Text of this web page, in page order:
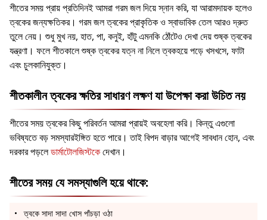
শীতের সময় প্রায় প্রতিদিনই আমরা গরম জল দিয়ে স্নান করি, যা আরামদায়ক হলেও
ত্বকের জন্যক্ষতিকর। গরম জল ত্বকের প্রাকৃতিক ও স্বাভাবিক তেল আরও দ্রুত
তুলে নেয়। শুধু মুখ নয়, হাত, পা, কনুই, হাঁটু এমনকি ঠোঁটেও দেখা দেয় শুষ্ক ত্বকের
যন্ত্রণা। ফলে শীতকালে শুষ্ক ত্বকের যত্ন না নিলে ত্বকহয়ে পড়ে খসখসে, ফাটা
এবং চুলকানিযুক্ত।
শীতকালীন ত্বকের ক্ষতির সাধারণ লক্ষণ যা উপেক্ষা করা উচিত নয়
শীতের সময় ত্বকের কিছু পরিবর্তন আমরা প্রায়ই অবহেলা করি। কিন্তু এগুলো
ভবিষ্যতে বড় সমস্যারইঙ্গিত হতে পারে। তাই বিপদ বাড়ার আগেই সাবধান হোন, এবং
দরকার পড়লেডার্মাটোলজিস্টকেদেখান।
শীতের সময় যে সমস্যাগুলি হয়ে থাকে:
ত্বকে সাদা সাদা খোস পাঁচড়া ওঠা